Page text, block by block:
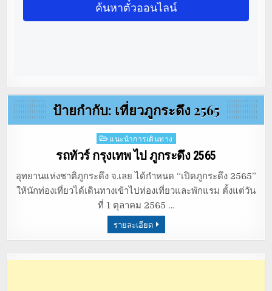
ป้ายกำกับ: เที่ยวภูกระดึง 2565
Posted
in
แนะนำการเดินทาง
รถทัวร์ กรุงเทพ ไป ภูกระดึง 2565
อุทยานแห่งชาติภูกระดึง จ.เลย ได้กำหนด “เปิดภูกระดึง 2565”
ให้นักท่องเที่ยวได้เดินทางเข้าไปท่องเที่ยวและพักแรม ตั้งแต่วัน
ที่ 1 ตุลาคม 2565 …
รายละเอียด